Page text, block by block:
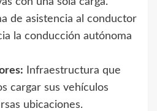
de asistencia al conductor
la conducción autónoma
Infraestructura que
cargar sus vehículos
ubicaciones.